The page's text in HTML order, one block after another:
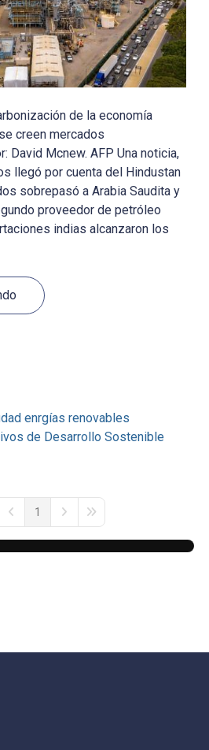
de la economía
creen mercados
David Mcnew. AFP Una noticia,
llegó por cuenta del Hindustan
sobrepasó a Arabia Saudita y
proveedor de petróleo
indias alcanzaron los
enrgías renovables
de Desarrollo Sostenible
Previous Page
1
Next PageLast Page